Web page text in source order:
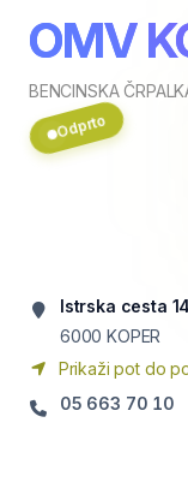
OMV
BENCINSKA
Odprto
Istrska cesta 14
6000 KOPER
Prikaži pot do
05 663 70 10